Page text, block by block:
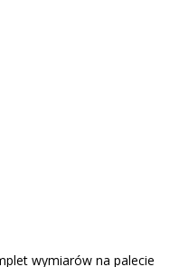
wymiarów na palecie